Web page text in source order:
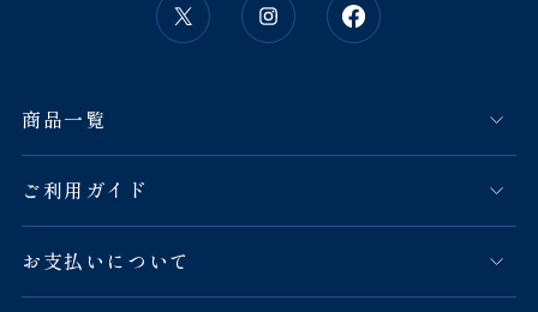
商品一覧
ご利用ガイド
お支払いについて